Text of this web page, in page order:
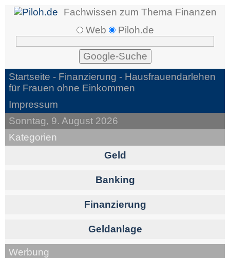
Fachwissen zum Thema Finanzen
Web
Piloh.de
Startseite - Finanzierung - Hausfrauendarlehen
für Frauen ohne Einkommen
Impressum
Sonntag, 9. August 2026
Kategorien
Geld
Banking
Finanzierung
Geldanlage
Werbung